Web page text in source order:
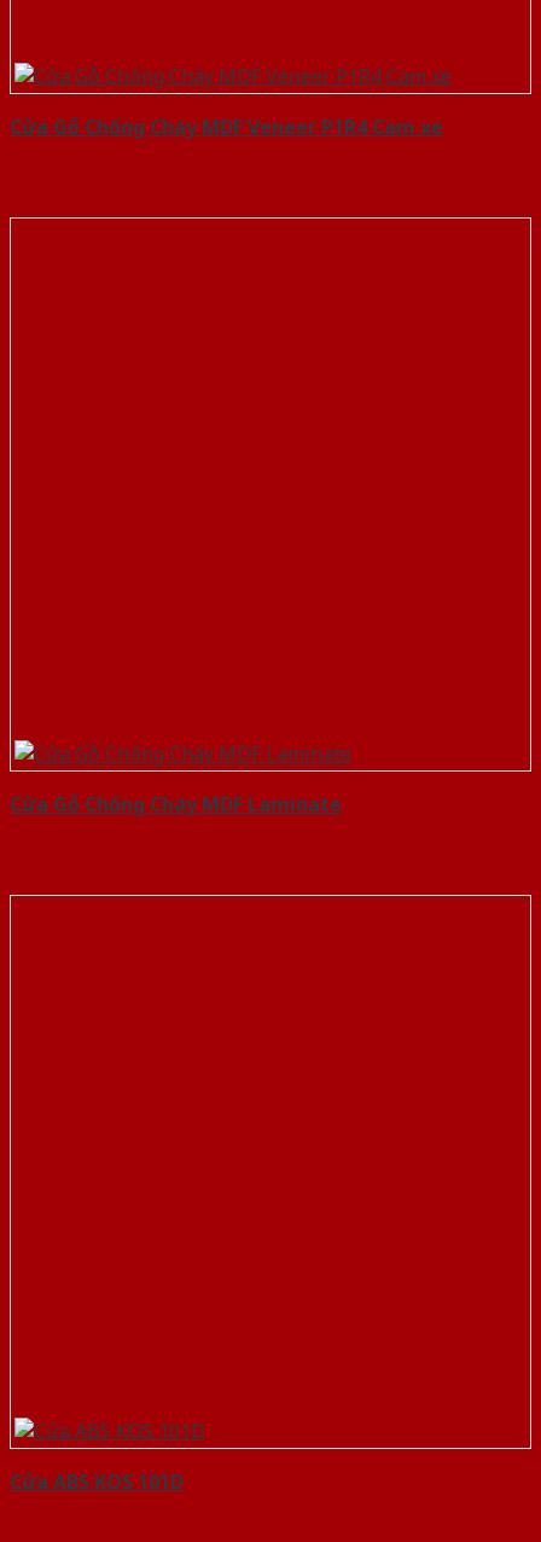
Cửa Gỗ Chống Cháy MDF Veneer P1R4 Cam xe
Cửa Gỗ Chống Cháy MDF Laminate
Cửa ABS KOS 101D